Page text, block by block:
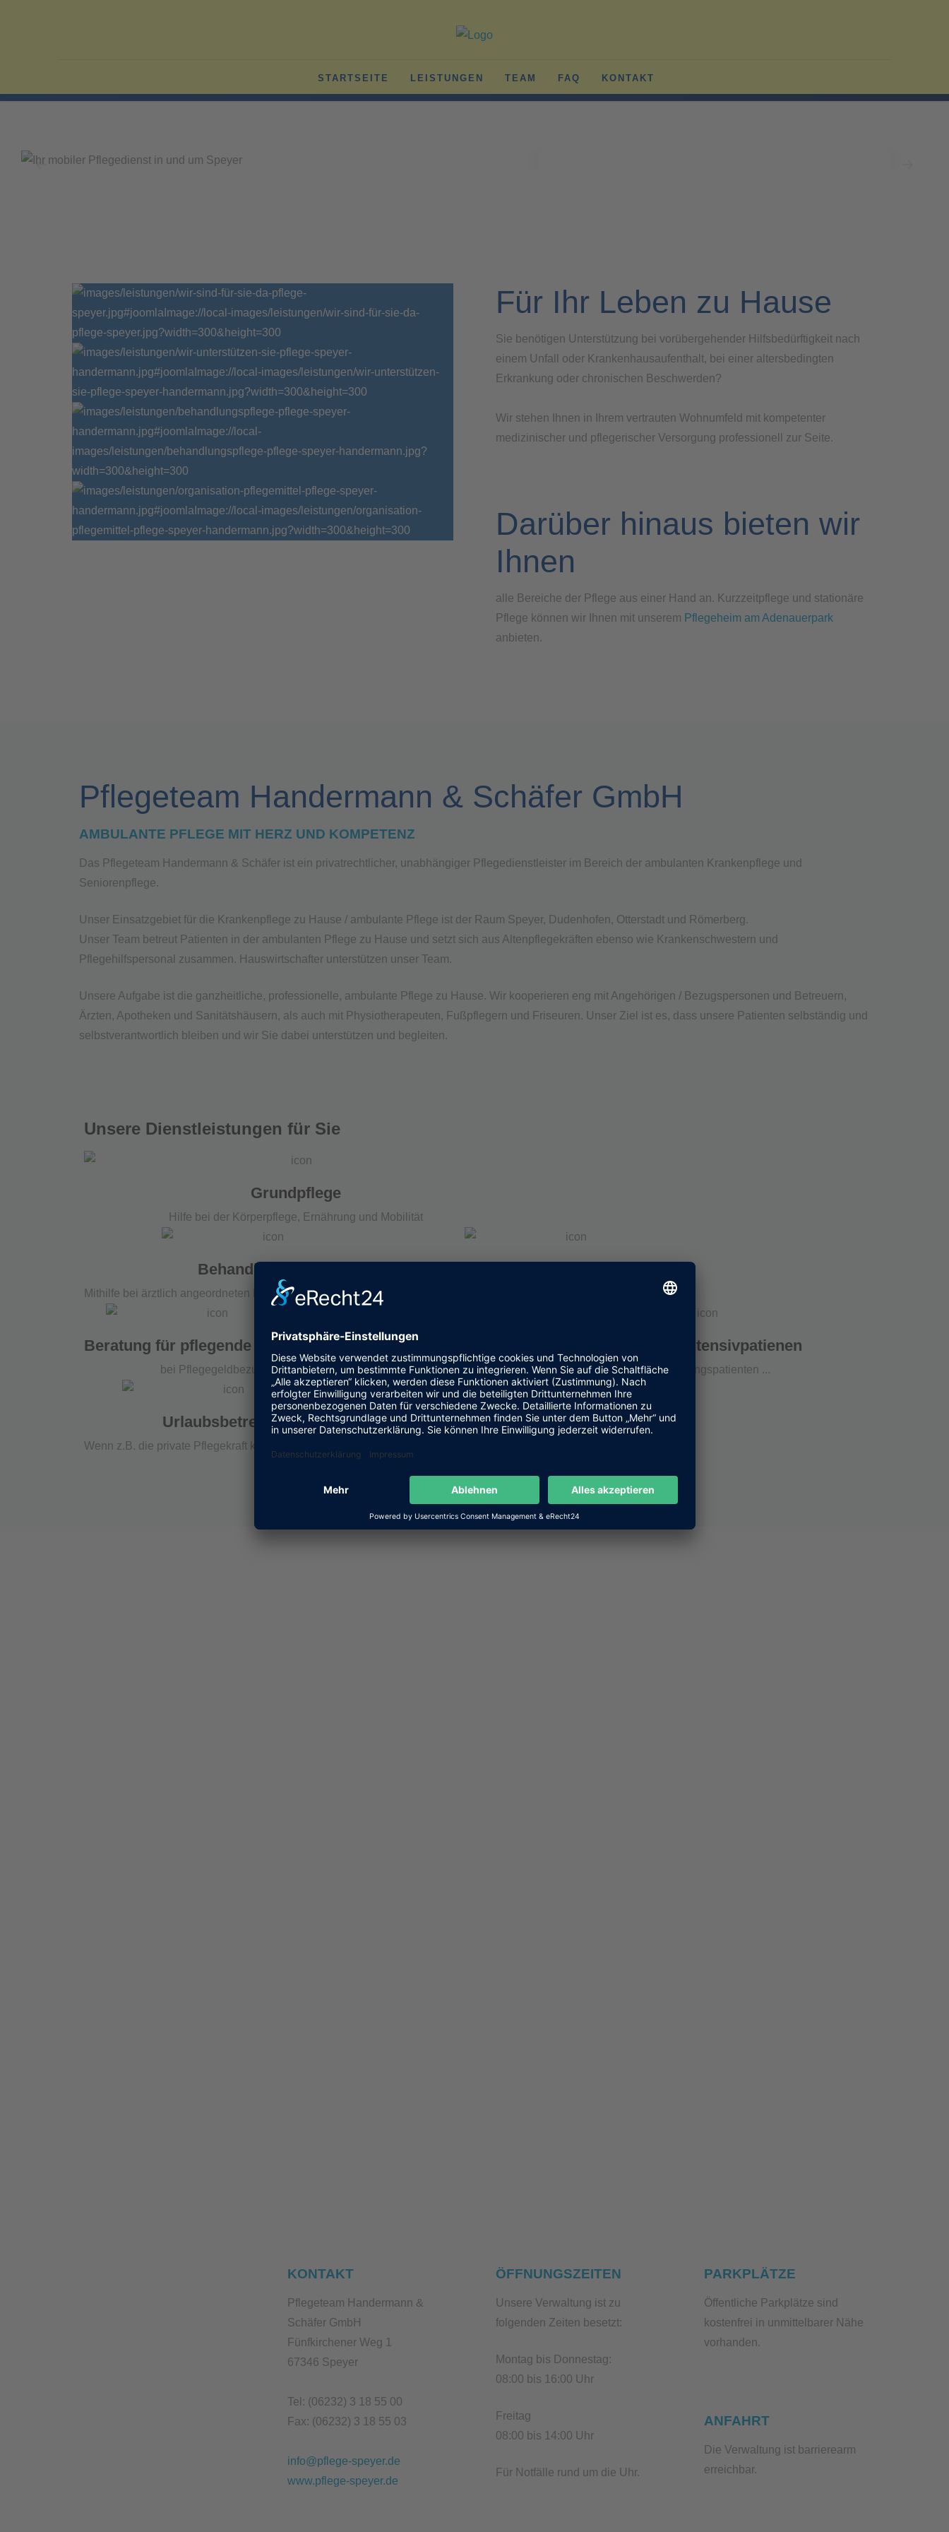
STARTSEITE LEISTUNGEN TEAM FAQ KONTAKT
Für Ihr Leben zu Hause
Sie benötigen Unterstützung bei vorübergehender Hilfsbedürftigkeit nach
einem Unfall oder Krankenhausaufenthalt, bei einer altersbedingten
Erkrankung oder chronischen Beschwerden?
Wir stehen Ihnen in Ihrem vertrauten Wohnumfeld mit kompetenter
medizinischer und pflegerischer Versorgung professionell zur Seite.
Darüber hinaus bieten wir
Ihnen
alle Bereiche der Pflege aus einer Hand an. Kurzzeitpflege und stationäre
Pflege können wir Ihnen mit unserem Pflegeheim am Adenauerpark
anbieten.
Pflegeteam Handermann & Schäfer GmbH
AMBULANTE PFLEGE MIT HERZ UND KOMPETENZ
Das Pflegeteam Handermann & Schäfer ist ein privatrechtlicher, unabhängiger Pflegedienstleister im Bereich der ambulanten Krankenpflege und
Seniorenpflege.
Unser Einsatzgebiet für die Krankenpflege zu Hause / ambulante Pflege ist der Raum Speyer, Dudenhofen, Otterstadt und Römerberg.
Unser Team betreut Patienten in der ambulanten Pflege zu Hause und setzt sich aus Altenpflegekräften ebenso wie Krankenschwestern und
Pflegehilfspersonal zusammen. Hauswirtschafter unterstützen unser Team.
Unsere Aufgabe ist die ganzheitliche, professionelle, ambulante Pflege zu Hause. Wir kooperieren eng mit Angehörigen / Bezugspersonen und Betreuern,
Ärzten, Apotheken und Sanitätshäusern, als auch mit Physiotherapeuten, Fußpflegern und Friseuren. Unser Ziel ist es, dass unsere Patienten selbständig und
selbstverantwortlich bleiben und wir Sie dabei unterstützen und begleiten.
Unsere Dienstleistungen für Sie
Grundpflege
Hilfe bei der Körperpflege, Ernährung und Mobilität
Behandlungspflege
Mithilfe bei ärztlich angeordneten Maßnahmen, z.B. Blutzuckerkontrolle ...
Beratung für pflegende Angehörige
bei Pflegegeldbezug
Organisation von Pflegehilfsmitteln
z.B. Rezepte, Arztbesuche ...
Pflege von Intensivpatienen
z.B. Beatmungspatienten ...
Urlaubsbetreuung
Wenn z.B. die private Pflegekraft krank oder im Urlaub ist.
KONTAKT
Pflegeteam Handermann &
Schäfer GmbH
Fünfkirchener Weg 1
67346 Speyer
Tel: (06232) 3 18 55 00
Fax: (06232) 3 18 55 03
info@pflege-speyer.de
www.pflege-speyer.de
ÖFFNUNGSZEITEN
Unsere Verwaltung ist zu
folgenden Zeiten besetzt:
Montag bis Donnestag:
08:00 bis 16:00 Uhr
Freitag
08:00 bis 14:00 Uhr
Für Notfälle rund um die Uhr.
PARKPLÄTZE
Öffentliche Parkplätze sind
kostenfrei in unmittelbarer Nähe
vorhanden.
ANFAHRT
Die Verwaltung ist barrierearm
erreichbar.